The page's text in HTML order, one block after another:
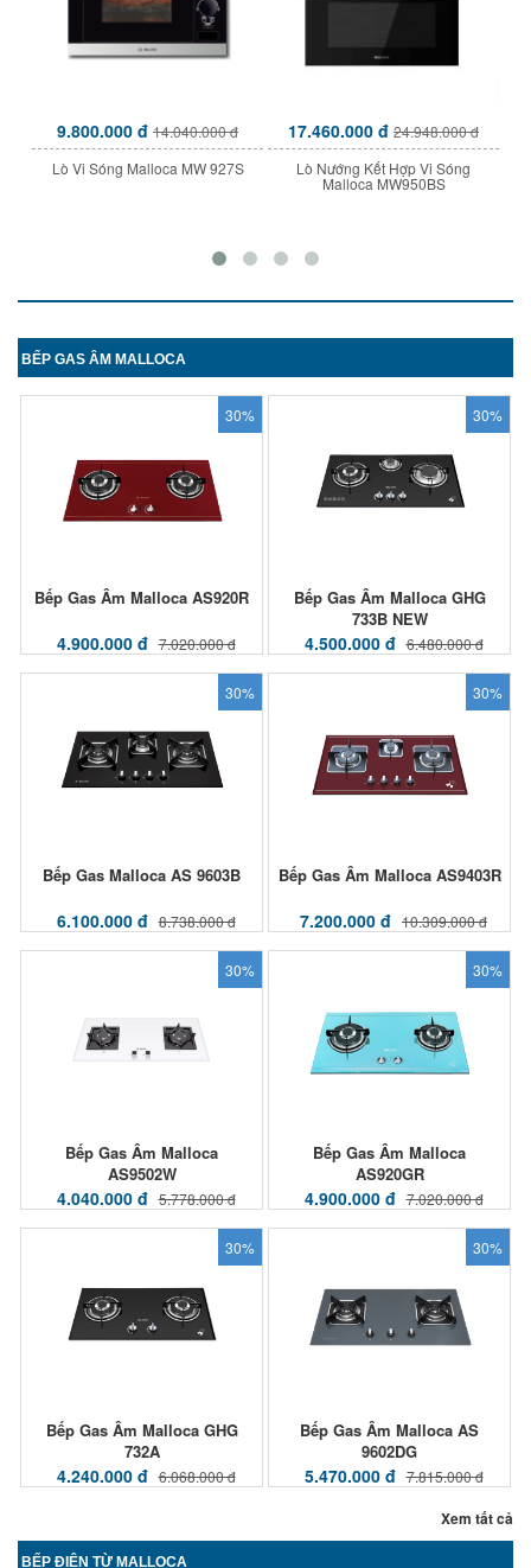
9.800.000 đ 14.040.000 đ
Lò Vi Sóng Malloca MW 927S
17.460.000 đ 24.948.000 đ
Lò Nướng Kết Hợp Vi Sóng
Malloca MW950BS
BẾP GAS ÂM MALLOCA
30%
Bếp Gas Âm Malloca AS920R
4.900.000 đ 7.020.000 đ
30%
Bếp Gas Âm Malloca GHG
733B NEW
4.500.000 đ 6.480.000 đ
30%
Bếp Gas Malloca AS 9603B
6.100.000 đ 8.738.000 đ
30%
Bếp Gas Âm Malloca AS9403R
7.200.000 đ 10.309.000 đ
30%
Bếp Gas Âm Malloca
AS9502W
4.040.000 đ 5.778.000 đ
30%
Bếp Gas Âm Malloca
AS920GR
4.900.000 đ 7.020.000 đ
30%
Bếp Gas Âm Malloca GHG
732A
4.240.000 đ 6.068.000 đ
30%
Bếp Gas Âm Malloca AS
9602DG
5.470.000 đ 7.815.000 đ
Xem tất cả
BẾP ĐIỆN TỪ MALLOCA